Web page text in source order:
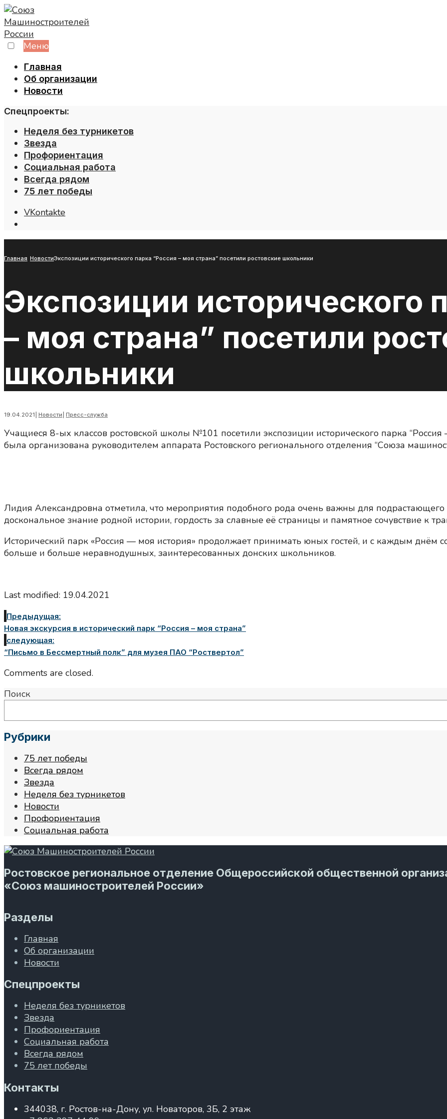
Skip
to
content
Меню
Главная
Об организации
Новости
Спецпроекты:
Неделя без турникетов
Звезда
Профориентация
Социальная работа
Всегда рядом
75 лет победы
VKontakte
Главная НовостиЭкспозиции исторического парка “Россия – моя страна” посетили ростовские школьники
Экспозиции исторического
– моя страна” посетили
школьники
19.04.2021 Новости Пресс-служба
Учащиеся 8-ых классов ростовской школы №101 посетили экспозиции исторического парка “Россия
была организована руководителем аппарата Ростовского регионального отделения “Союза
Лидия Александровна отметила, что мероприятия подобного рода очень важны для
доскональное знание родной истории, гордость за славные её страницы и памятное сочувствие к
Исторический парк «Россия — моя история» продолжает принимать юных гостей, и с каждым днём
больше и больше неравнодушных, заинтересованных донских школьников.
Last modified: 19.04.2021
Предыдущая:
Новая экскурсия в исторический парк “Россия – моя страна”
следующая:
“Письмо в Бессмертный полк” для музея ПАО “Роствертол”
Comments are closed.
Поиск
Рубрики
75 лет победы
Всегда рядом
Звезда
Неделя без турникетов
Новости
Профориентация
Социальная работа
Ростовское региональное отделение Общероссийской общественной
«Союз машиностроителей России»
Разделы
Главная
Об организации
Новости
Спецпроекты
Неделя без турникетов
Звезда
Профориентация
Социальная работа
Всегда рядом
75 лет победы
Контакты
344038, г. Ростов-на-Дону, ул. Новаторов, 3Б, 2 этаж